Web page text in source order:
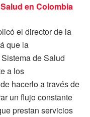
en Colombia
el director de la
que la
de Salud
a los
hacerlo a través de
un flujo constante
prestan servicios